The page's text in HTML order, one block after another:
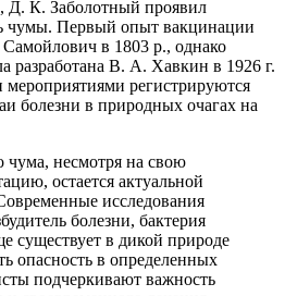
Д. К. Заболотный проявил
чумы. Первый опыт вакцинации
в 1803 p., однако
разработана В. А. Хавкин в 1926 г.
мероприятиями регистрируются
болезни в природных очагах на
чума, несмотря на свою
остается актуальной
исследования
болезни, бактерия
существует в дикой природе
опасность в определенных
подчеркивают важность